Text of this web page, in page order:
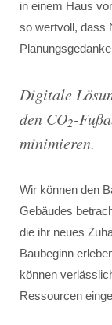
in einem Haus
so wertvoll, dass
Digitale
den CO2-
minimieren.
Wir können den
Gebäudes
die ihr neues
Baubeginn
können
Ressourcen